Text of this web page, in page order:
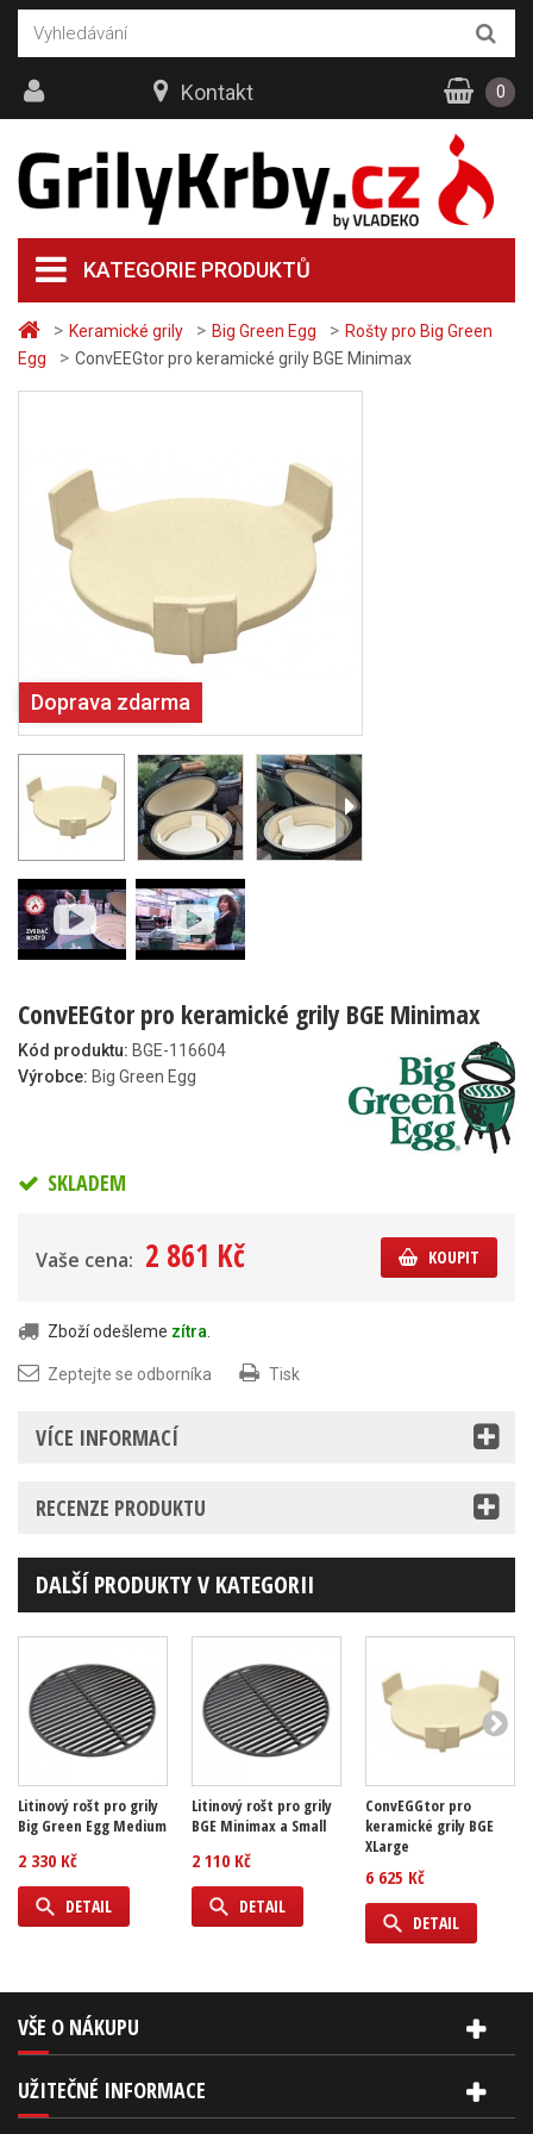
> Keramické grily > Big Green Egg > Rošty pro Big Green
Egg
> ConvEEGtor pro keramické grily BGE Minimax
Doprava zdarma
ConvEEGtor pro keramické grily BGE Minimax
Kód produktu: BGE-116604
Výrobce: Big Green Egg
SKLADEM
Vaše cena: 2 861 Kč KOUPIT
Zboží odešleme zítra
Zeptejte se odborníka Tisk
VÍCE INFORMACÍ
RECENZE PRODUKTU
DALŠÍ PRODUKTY V KATEGORII
Litinový rošt pro grily
Big Green Egg Medium
2 330 Kč
DETAIL
Litinový rošt pro grily
BGE Minimax a Small
2 110 Kč
DETAIL
ConvEGGtor pro
keramické grily BGE
XLarge
6 625 Kč
DETAIL
KATEGORIE PRODUKTŮ
Kontakt 0
VŠE O NÁKUPU
UŽITEČNÉ INFORMACE